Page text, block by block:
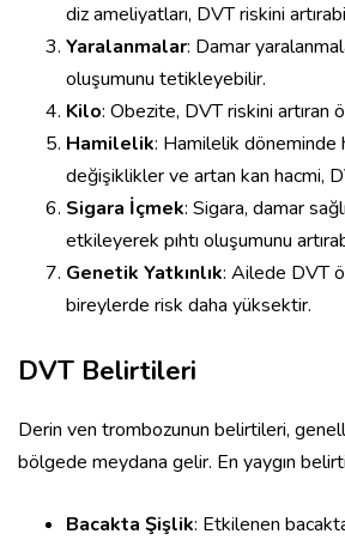
diz ameliyatları, DVT riskini
Yaralanmalar: Damar
oluşumunu tetikleyebilir.
Kilo: Obezite, DVT riskini artıran
Hamilelik: Hamilelik döneminde
değişiklikler ve artan kan hacmi,
Sigara İçmek: Sigara, damar
etkileyerek pıhtı oluşumunu
Genetik Yatkınlık: Ailede DVT
bireylerde risk daha yüksektir.
DVT Belirtileri
Derin ven trombozunun belirtileri,
bölgede meydana gelir. En yaygın
Bacakta Şişlik: Etkilenen